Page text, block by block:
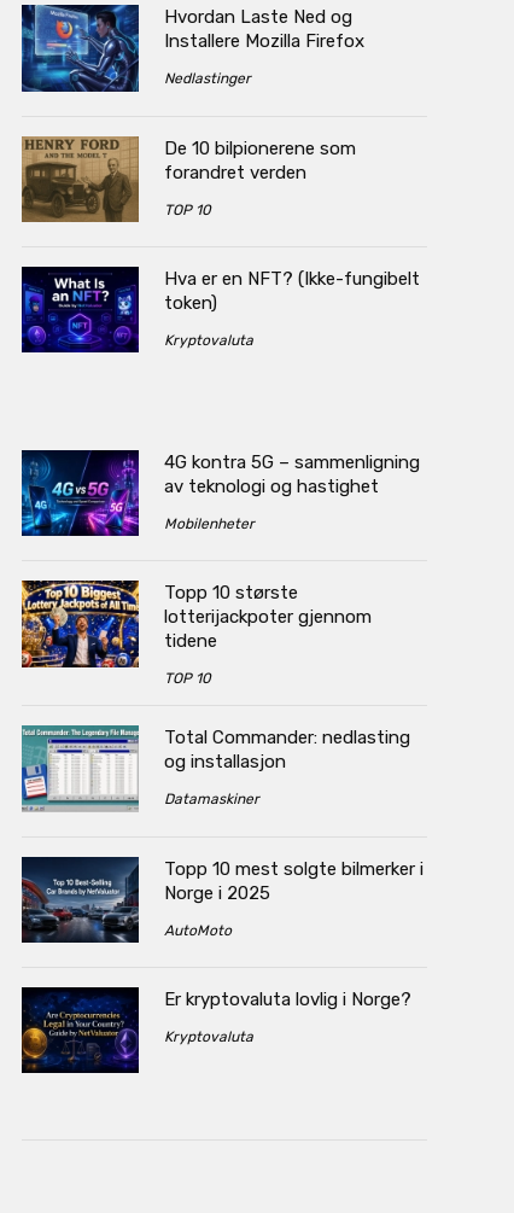
Hvordan Laste Ned og
Installere Mozilla Firefox
Nedlastinger
De 10 bilpionerene som
forandret verden
TOP 10
Hva er en NFT? (Ikke-fungibelt
token)
Kryptovaluta
4G kontra 5G – sammenligning
av teknologi og hastighet
Mobilenheter
Topp 10 største
lotterijackpoter gjennom
tidene
TOP 10
Total Commander: nedlasting
og installasjon
Datamaskiner
Topp 10 mest solgte bilmerker i
Norge i 2025
AutoMoto
Er kryptovaluta lovlig i Norge?
Kryptovaluta